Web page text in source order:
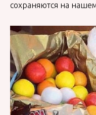
сохраняются на